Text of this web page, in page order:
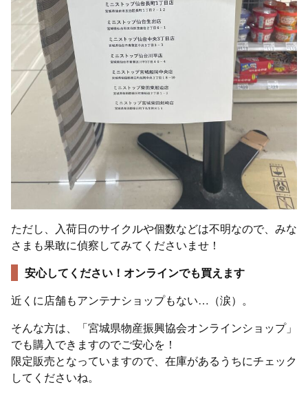
ただし、入荷日のサイクルや個数などは不明なので、みな
さまも果敢に偵察してみてくださいませ！
安心してください！オンラインでも買えます
近くに店舗もアンテナショップもない…（涙）。
そんな方は、「宮城県物産振興協会オンラインショップ」
でも購入できますのでご安心を！
限定販売となっていますので、在庫があるうちにチェック
してくださいね。